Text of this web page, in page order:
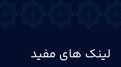
لینک های مفید